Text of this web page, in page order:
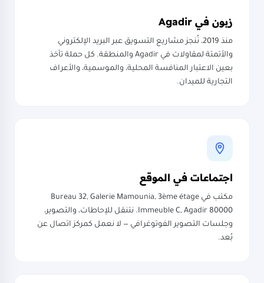
زبون في Agadir
منذ 2019، نُنجز مشاريع التسويق عبر البريد الإلكتروني
والأتمتة لمقاولات في Agadir والمنطقة. كل حملة تأخذ
بعين الاعتبار المنافسة المحلية، والموسمية، والأعراف
التجارية للميدان.
اجتماعات في الموقع
مكتب في Bureau 32, Galerie Mamounia, 3ème étage
Immeuble C, Agadir 80000. نتنقل للإحاطات، والتصوير،
وجلسات التصوير الفوتوغرافي — لا نعمل كمركز اتصال عن
بُعد.